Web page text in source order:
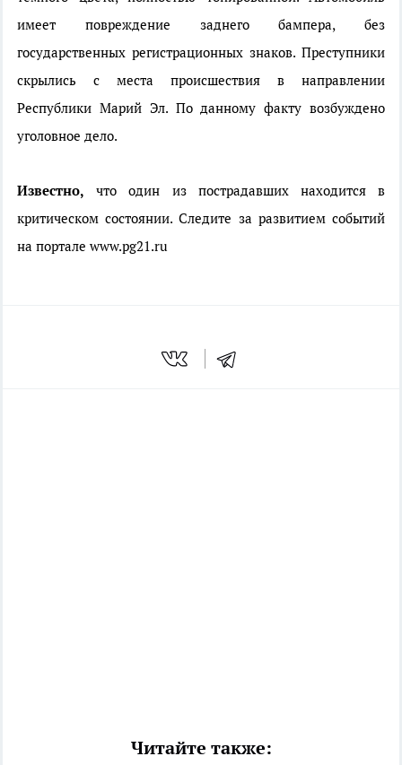
имеет повреждение заднего бампера, без
государственных регистрационных знаков. Преступники
скрылись с места происшествия в направлении
Республики Марий Эл. По данному факту возбуждено
уголовное дело.
Известно, что один из пострадавших находится в
критическом состоянии. Следите за развитием событий
на портале www.pg21.ru
Читайте также: